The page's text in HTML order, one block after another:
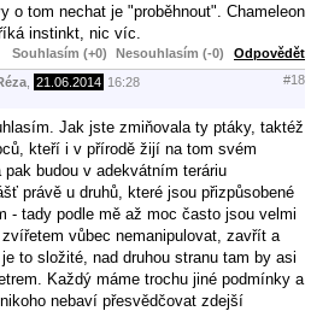
o tom nechat je "proběhnout". Chameleon
instinkt, nic víc.
Souhlasím (+0) Nesouhlasím (-0) Odpovědět
21.06.2014 16:28 #18
Jak jste zmiňovala ty ptáky, taktéž
kteří i v přírodě žijí na tom svém
budou v adekvátním teráriu
právě u druhů, které jsou přizpůsobené
- tady podle mě až moc často jsou velmi
vůbec nemanipulovat, zavřít a
to složité, nad druhou stranu tam by asi
Každý máme trochu jiné podmínky a
nebaví přesvědčovat zdejší